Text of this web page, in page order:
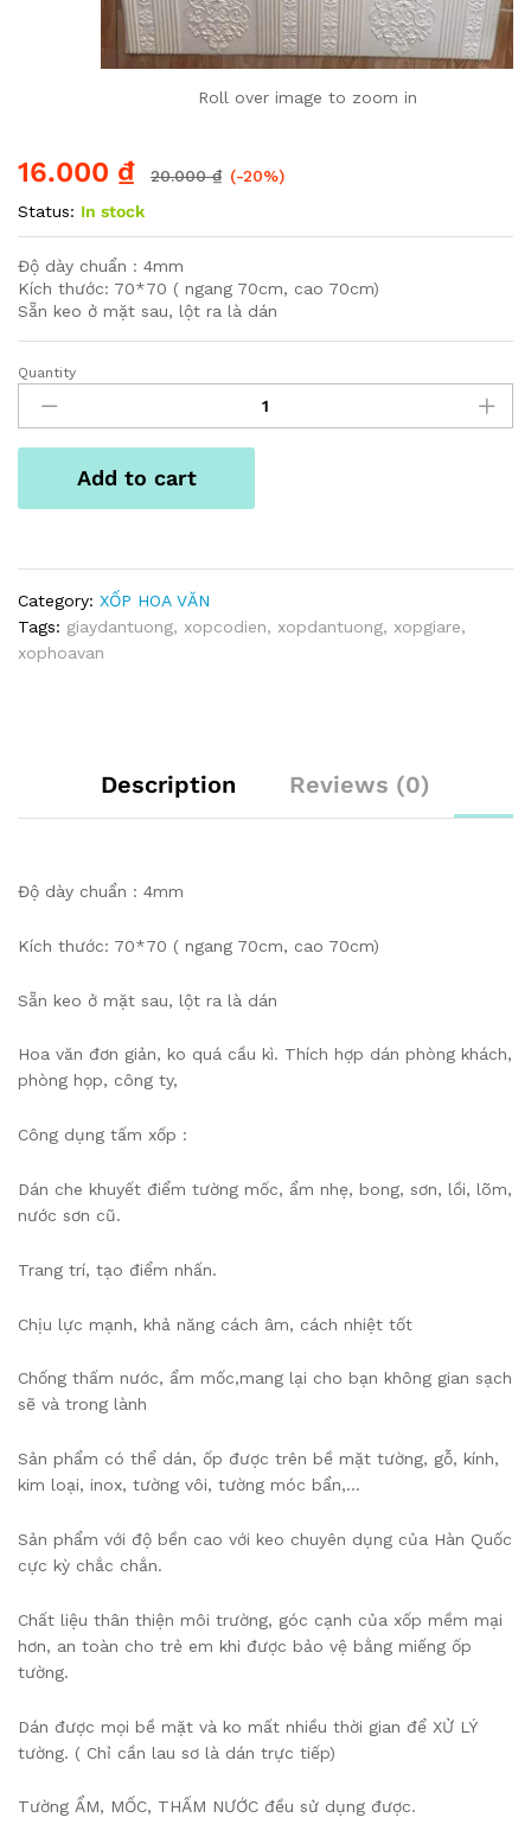
Roll over image to zoom in
16.000 ₫ 20.000₫ (-20%)
Status: In stock
Độ dày chuẩn : 4mm
Kích thước: 70*70 ( ngang 70cm, cao 70cm)
Sẵn keo ở mặt sau, lột ra là dán
XỐP
TÂN
CỔ
ĐIỂN
quantity
Quantity
Add to cart
Category: XỐP HOA VĂN
Tags: giaydantuong, xopcodien, xopdantuong, xopgiare,
xophoavan
Description Reviews (0)
Độ dày chuẩn : 4mm
Kích thước: 70*70 ( ngang 70cm, cao 70cm)
Sẵn keo ở mặt sau, lột ra là dán
Hoa văn đơn giản, ko quá cầu kì. Thích hợp dán phòng khách,
phòng họp, công ty,
Công dụng tấm xốp :
️Dán che khuyết điểm tường mốc, ẩm nhẹ, bong, sơn, lồi, lõm,
nước sơn cũ.
️Trang trí, tạo điểm nhấn.
️Chịu lực mạnh, khả năng cách âm, cách nhiệt tốt
️Chống thấm nước, ẩm mốc,mang lại cho bạn không gian sạch
sẽ và trong lành
️Sản phẩm có thể dán, ốp được trên bề mặt tường, gỗ, kính,
kim loại, inox, tường vôi, tường móc bẩn,…
️Sản phẩm với độ bền cao với keo chuyên dụng của Hàn Quốc
cực kỳ chắc chắn.
️Chất liệu thân thiện môi trường, góc cạnh của xốp mềm mại
hơn, an toàn cho trẻ em khi được bảo vệ bằng miếng ốp
tường.
️Dán được mọi bề mặt và ko mất nhiều thời gian để XỬ LÝ
tường. ( Chỉ cần lau sơ là dán trực tiếp)
️Tường ẨM, MỐC, THẤM NƯỚC đều sử dụng được.